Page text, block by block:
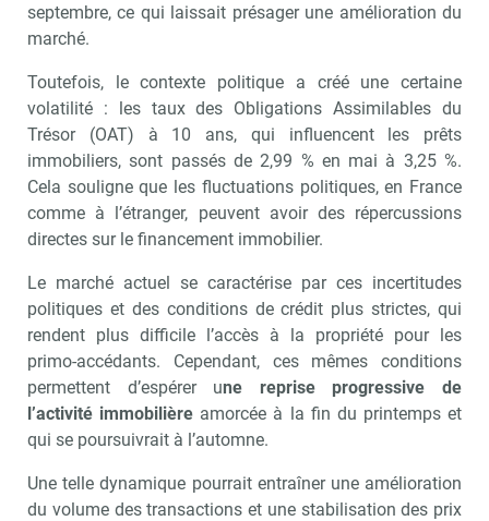
septembre, ce qui laissait présager une amélioration du
marché.
Toutefois, le contexte politique a créé une certaine
volatilité : les taux des Obligations Assimilables du
Trésor (OAT) à 10 ans, qui influencent les prêts
immobiliers, sont passés de 2,99 % en mai à 3,25 %.
Cela souligne que les fluctuations politiques, en France
comme à l’étranger, peuvent avoir des répercussions
directes sur le financement immobilier.
Le marché actuel se caractérise par ces incertitudes
politiques et des conditions de crédit plus strictes, qui
rendent plus difficile l’accès à la propriété pour les
primo-accédants. Cependant, ces mêmes conditions
permettent d’espérer une reprise progressive de
l’activité immobilière amorcée à la fin du printemps et
qui se poursuivrait à l’automne.
Une telle dynamique pourrait entraîner une amélioration
du volume des transactions et une stabilisation des prix